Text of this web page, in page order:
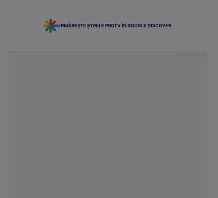
URMĂREȘTE ȘTIRILE PROTV ÎN GOOGLE DISCOVER